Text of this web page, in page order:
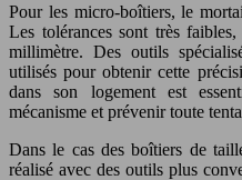
Pour les micro-boîtiers, le
Les tolérances sont très
millimètre. Des outils
utilisés pour obtenir cette
dans son logement est
mécanisme et prévenir toute
Dans le cas des boîtiers de
réalisé avec des outils plus